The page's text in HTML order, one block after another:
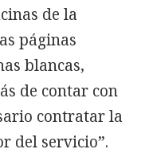
de la
páginas
blancas,
de contar con
contratar la
del servicio”.